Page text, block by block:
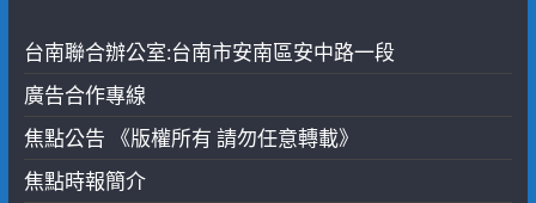
台南聯合辦公室:台南市安南區安中路一段
廣告合作專線
焦點公告 《版權所有 請勿任意轉載》
焦點時報簡介